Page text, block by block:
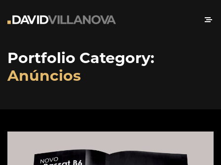
Portfolio Category:
Anúncios